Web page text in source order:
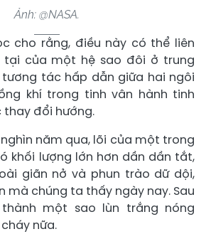
Ảnh: @NASA.
cho rằng, điều này có thể liên
tại của một hệ sao đôi ở trung
tác hấp dẫn giữa hai ngôi
khí trong tinh vân hành tinh
thay đổi hướng.
năm qua, lõi của một trong
khối lượng lớn hơn dần dần tắt,
giãn nở và phun trào dữ dội,
mà chúng ta thấy ngày nay. Sau
một sao lùn trắng nóng
nữa.